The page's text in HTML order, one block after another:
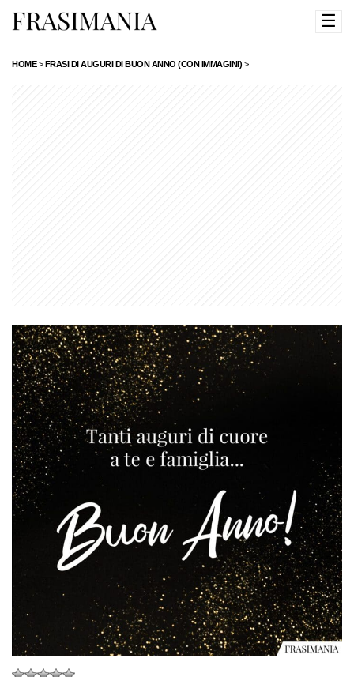
☰
HOME>FRASI DI AUGURI DI BUON ANNO (CON IMMAGINI) >